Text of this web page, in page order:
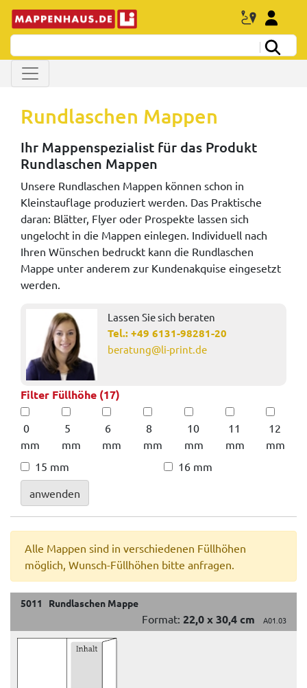
Rundlaschen Mappen
Ihr Mappenspezialist für das Produkt
Rundlaschen Mappen
Unsere Rundlaschen Mappen können schon in
Kleinstauflage produziert werden. Das Praktische
daran: Blätter, Flyer oder Prospekte lassen sich
ungelocht in die Mappen einlegen. Individuell nach
Ihren Wünschen bedruckt kann die Rundlaschen
Mappe unter anderem zur Kundenakquise eingesetzt
werden.
Lassen Sie sich beraten
Tel.: +49 6131-98281-20
beratung@li-print.de
Filter Füllhöhe (17)
0
mm
5
mm
6
mm
8
mm
10
mm
11
mm
12
mm
15 mm
16 mm
anwenden
Alle Mappen sind in verschiedenen Füllhöhen
möglich, Wunsch-Füllhöhen bitte anfragen.
5011 Rundlaschen Mappe
Format: 22,0 x 30,4 cm A01.03